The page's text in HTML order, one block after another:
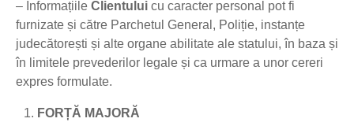
– Informațiile Clientului cu caracter personal pot fi
furnizate și către Parchetul General, Poliție, instanțe
judecătorești și alte organe abilitate ale statului, în baza și
în limitele prevederilor legale și ca urmare a unor cereri
expres formulate.
FORȚĂ MAJORĂ